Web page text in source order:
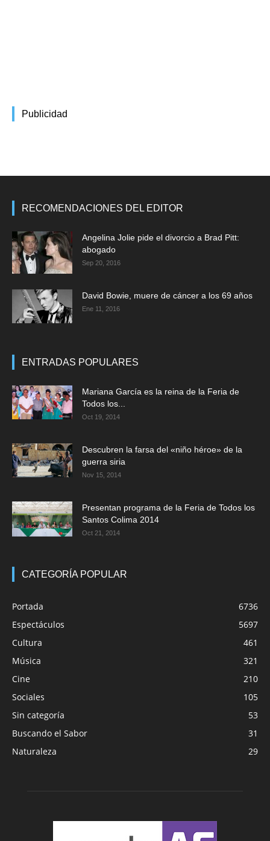
Publicidad
RECOMENDACIONES DEL EDITOR
Angelina Jolie pide el divorcio a Brad Pitt:
abogado
Sep 20, 2016
David Bowie, muere de cáncer a los 69 años
Ene 11, 2016
ENTRADAS POPULARES
Mariana García es la reina de la Feria de
Todos los...
Oct 19, 2014
Descubren la farsa del «niño héroe» de la
guerra siria
Nov 15, 2014
Presentan programa de la Feria de Todos los
Santos Colima 2014
Oct 21, 2014
CATEGORÍA POPULAR
Portada
6736
Espectáculos
5697
Cultura
461
Música
321
Cine
210
Sociales
105
Sin categoría
53
Buscando el Sabor
31
Naturaleza
29